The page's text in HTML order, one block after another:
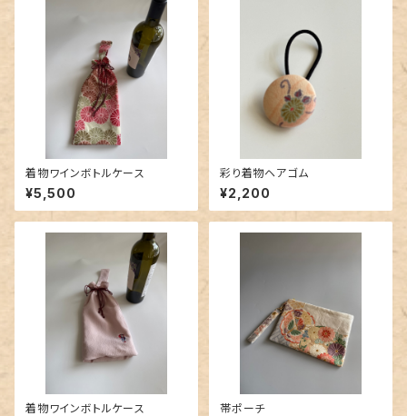
着物ワインボトルケース
¥5,500
彩り着物ヘアゴム
¥2,200
着物ワインボトルケース 帯ポーチ